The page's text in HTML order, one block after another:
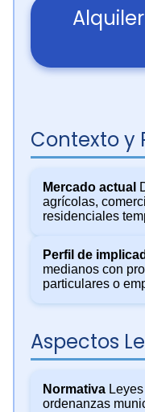
Contexto y
Mercado actual
agrícolas,
residenciales
Perfil de
medianos con
particulares o
Aspectos
Normativa
ordenanzas